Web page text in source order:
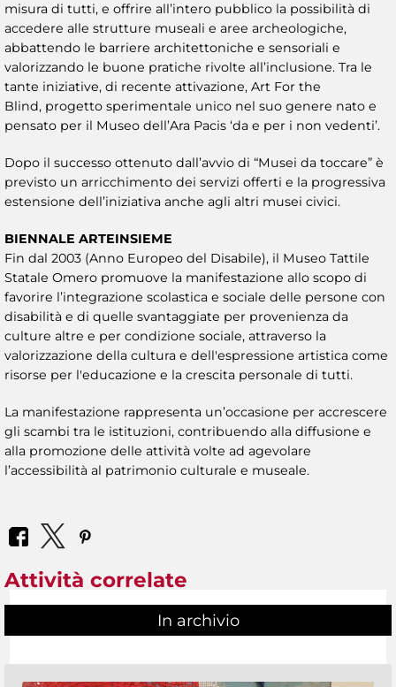
misura di tutti, e offrire all’intero pubblico la possibilità di
accedere alle strutture museali e aree archeologiche,
abbattendo le barriere architettoniche e sensoriali e
valorizzando le buone pratiche rivolte all’inclusione. Tra le
tante iniziative, di recente attivazione, Art For the
Blind, progetto sperimentale unico nel suo genere nato e
pensato per il Museo dell’Ara Pacis ‘da e per i non vedenti’.
Dopo il successo ottenuto dall’avvio di “Musei da toccare” è
previsto un arricchimento dei servizi offerti e la progressiva
estensione dell’iniziativa anche agli altri musei civici.
BIENNALE ARTEINSIEME
Fin dal 2003 (Anno Europeo del Disabile), il Museo Tattile
Statale Omero promuove la manifestazione allo scopo di
favorire l’integrazione scolastica e sociale delle persone con
disabilità e di quelle svantaggiate per provenienza da
culture altre e per condizione sociale, attraverso la
valorizzazione della cultura e dell'espressione artistica come
risorse per l'educazione e la crescita personale di tutti.
La manifestazione rappresenta un’occasione per accrescere
gli scambi tra le istituzioni, contribuendo alla diffusione e
alla promozione delle attività volte ad agevolare
l’accessibilità al patrimonio culturale e museale.
Attività correlate
In archivio